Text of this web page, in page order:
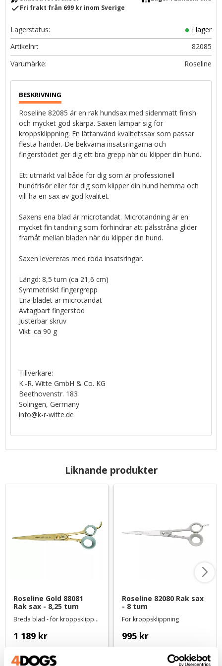
checkFri frakt från 699 kr inom Sverige
Lagerstatus
i lager
Artikelnr
82085
Roseline
Roseline 82085 är en rak hundsax med sidenmatt finish
och mycket god skärpa. Saxen lämpar sig för
kroppsklippning. En lättanvänd kvalitetssax som passar
flesta händer. De bekväma insatsringarna och
fingerstödet ger dig ett bra grepp när du klipper din hund.
Ett utmärkt val både för dig som är professionell
hundfrisör eller för dig som klipper din hund hemma och
vill ha en sax av god kvalitet.
Saxens ena blad är microtandat. Microtandning är en
mycket fin tandning som förhindrar att pälsstråna glider
framåt mellan bladen när du klipper din hund.
Saxen levereras med röda insatsringar.
Längd: 8,5 tum (ca 21,6 cm)
Symmetriskt fingergrepp
Ena bladet är microtandat
Avtagbart fingerstöd
Justerbar skruv
Vikt: ca 90 g
Tillverkare:
K.-R. Witte GmbH & Co. KG
Beethovenstr. 183
Solingen, Germany
info@k-r-witte.de
Liknande produkter
Roseline Gold 88081
Rak sax - 8,25 tum
Breda blad - för kroppsklippning
1 189 kr
Roseline 82080 Rak sax
- 8 tum
För kroppsklippning
995 kr